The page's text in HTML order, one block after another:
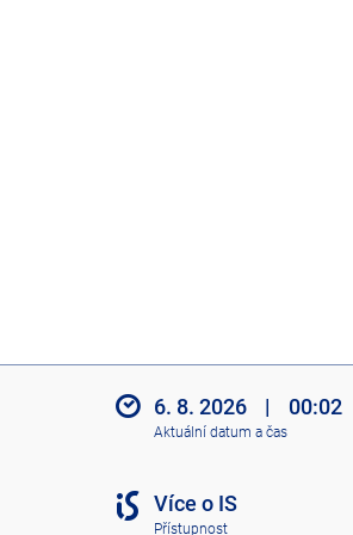
6. 8. 2026 | 00:02
Aktuální datum a čas
Více o IS
Přístupnost